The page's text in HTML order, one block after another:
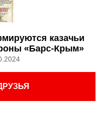
казачьи
«Барс-Крым»